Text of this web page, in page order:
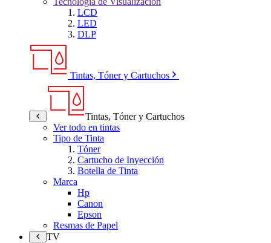
LCD
LED
DLP
Tintas, Tóner y Cartuchos
Tintas, Tóner y Cartuchos
Ver todo en tintas
Tipo de Tinta
Tóner
Cartucho de Inyección
Botella de Tinta
Marca
Hp
Canon
Epson
Resmas de Papel
TV